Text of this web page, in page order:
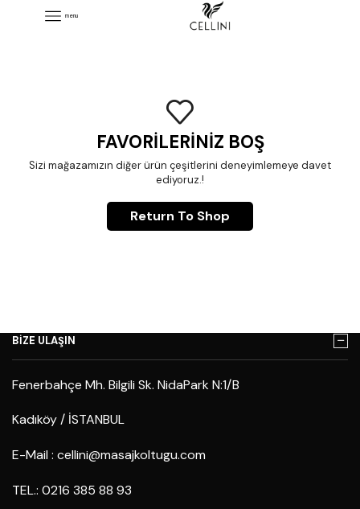
menu
FAVORILERINIZ BOŞ
Sizi mağazamızın diğer ürün çeşitlerini deneyimlemeye davet
ediyoruz.!
Return To Shop
BİZE ULAŞIN
Fenerbahçe Mh. Bilgili Sk. NidaPark N:1/B
Kadıköy / İSTANBUL
E-Mail : cellini@masajkoltugu.com
TEL.: 0216 385 88 93